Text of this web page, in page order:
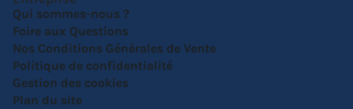
Qui sommes-nous ?
Foire aux Questions
Nos Conditions Générales de Vente
Politique de confidentialité
Gestion des cookies
Plan du site